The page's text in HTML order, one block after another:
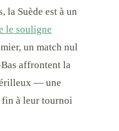
la Suède est à un
le souligne
un match nul
affrontent la
— une
à leur tournoi